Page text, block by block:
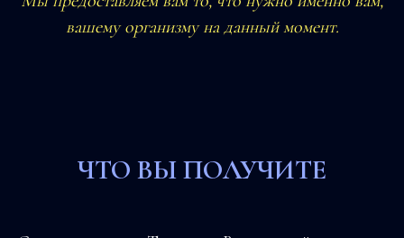
вашему организму на данный момент.
ЧТО ВЫ ПОЛУЧИТЕ